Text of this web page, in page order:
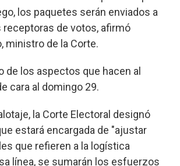
los paquetes serán enviados a
receptoras de votos, afirmó
ministro de la Corte.
de los aspectos que hacen al
cara al domingo 29.
la Corte Electoral designó
estará encargada de "ajustar
que refieren a la logística
línea, se sumarán los esfuerzos